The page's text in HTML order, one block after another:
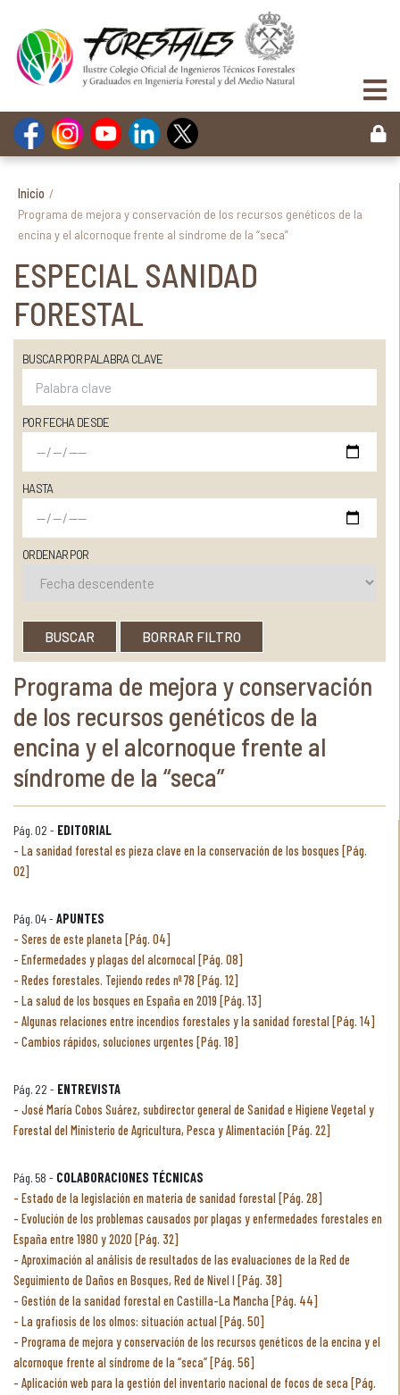
Inicio /
Programa de mejora y conservación de los recursos genéticos de la
encina y el alcornoque frente al síndrome de la “seca”
ESPECIAL SANIDAD
FORESTAL
BUSCAR POR PALABRA CLAVE
POR FECHA DESDE
HASTA
ORDENAR POR
BUSCAR BORRAR FILTRO
Programa de mejora y conservación
de los recursos genéticos de la
encina y el alcornoque frente al
síndrome de la “seca”
Pág. 02 - EDITORIAL
La sanidad forestal es pieza clave en la conservación de los bosques [Pág.
02]
Pág. 04 - APUNTES
Seres de este planeta [Pág. 04]
Enfermedades y plagas del alcornocal [Pág. 08]
Redes forestales. Tejiendo redes nº 78 [Pág. 12]
La salud de los bosques en España en 2019 [Pág. 13]
Algunas relaciones entre incendios forestales y la sanidad forestal [Pág. 14]
Cambios rápidos, soluciones urgentes [Pág. 18]
Pág. 22 - ENTREVISTA
José María Cobos Suárez, subdirector general de Sanidad e Higiene Vegetal y
Forestal del Ministerio de Agricultura, Pesca y Alimentación [Pág. 22]
Pág. 58 - COLABORACIONES TÉCNICAS
Estado de la legislación en materia de sanidad forestal [Pág. 28]
Evolución de los problemas causados por plagas y enfermedades forestales en
España entre 1980 y 2020 [Pág. 32]
Aproximación al análisis de resultados de las evaluaciones de la Red de
Seguimiento de Daños en Bosques, Red de Nivel I [Pág. 38]
Gestión de la sanidad forestal en Castilla-La Mancha [Pág. 44]
La grafiosis de los olmos: situación actual [Pág. 50]
Programa de mejora y conservación de los recursos genéticos de la encina y el
alcornoque frente al síndrome de la “seca” [Pág. 56]
Aplicación web para la gestión del inventario nacional de focos de seca [Pág.